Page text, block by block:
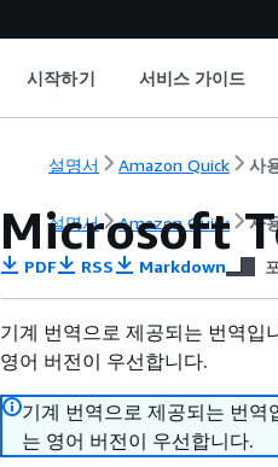
시작하기 서비스 가이드
설명서 Amazon Quick 사
설명서 Amazon Quick 사
Microsoft
PDF RSS Markdown
기계 번역으로 제공되는 번역입
영어 버전이 우선합니다.
기계 번역으로 제공되는 번역
는 영어 버전이 우선합니다.